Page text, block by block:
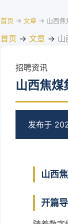
首页 → 文章 → 山西焦
首页 → 文章 → 山
招聘资讯
山西焦煤
发布于
山西
开篇